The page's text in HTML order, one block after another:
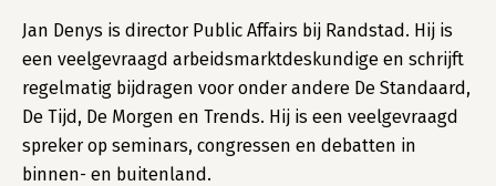
Jan Denys is director Public Affairs bij Randstad. Hij is
een veelgevraagd arbeidsmarktdeskundige en schrijft
regelmatig bijdragen voor onder andere De Standaard,
De Tijd, De Morgen en Trends. Hij is een veelgevraagd
spreker op seminars, congressen en debatten in
binnen- en buitenland.